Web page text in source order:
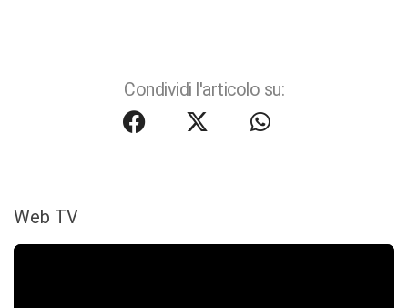
Condividi l'articolo su:
Web TV